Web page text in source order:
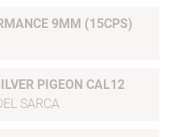
9MM (15CPS)
PIGEON CAL12
SARCA